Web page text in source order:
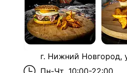
г. Нижний Новгород,
Пн-Чт 10:00-22:00